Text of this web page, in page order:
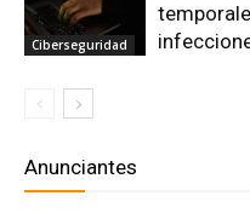
Ciberseguridad
Anunciantes